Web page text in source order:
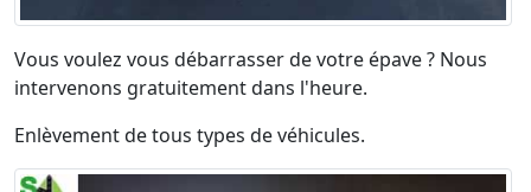
Vous voulez vous débarrasser de votre épave ? Nous
intervenons gratuitement dans l'heure.
Enlèvement de tous types de véhicules.